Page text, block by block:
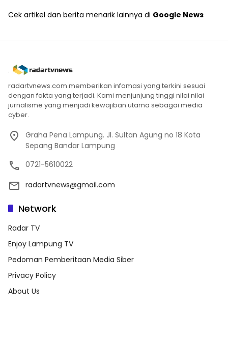
Cek artikel dan berita menarik lainnya di Google News
radartvnews.com memberikan infomasi yang terkini sesuai
dengan fakta yang terjadi. Kami menjunjung tinggi nilai nilai
jurnalisme yang menjadi kewajiban utama sebagai media
cyber.
Graha Pena Lampung. Jl. Sultan Agung no 18 Kota
Sepang Bandar Lampung
0721-5610022
radartvnews@gmail.com
Network
Radar TV
Enjoy Lampung TV
Pedoman Pemberitaan Media Siber
Privacy Policy
About Us